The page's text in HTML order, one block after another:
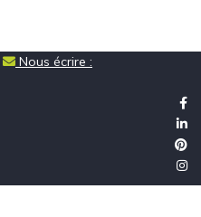
Nous écrire :